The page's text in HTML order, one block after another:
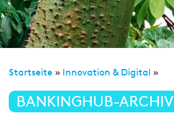
Startseite » Innovation & Digital »
BANKINGHUB-ARCHIV